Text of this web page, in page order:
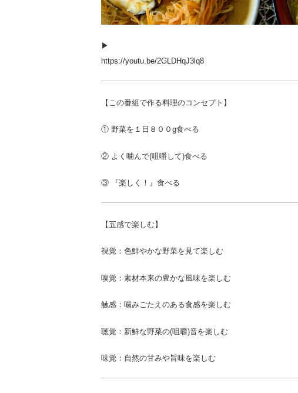
▶︎
https://youtu.be/2GLDHqJ3lq8
【この番組で作る料理のコンセプト】
① 野菜を１日８００g食べる
② よく噛んで(咀嚼して)食べる
③ 『楽しく！』食べる
【五感で楽しむ】
視覚：色鮮やかな野菜を見て楽しむ
嗅覚：素材本来の豊かな風味を楽しむ
触感：噛みごたえのある食感を楽しむ
聴覚：新鮮な野菜の(咀嚼)音を楽しむ
味覚：自然の甘みや旨味を楽しむ